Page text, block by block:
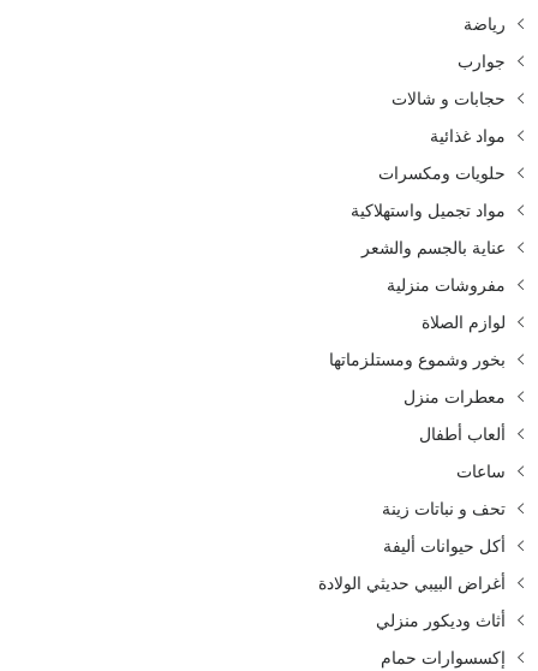
رياضة
جوارب
حجابات و شالات
مواد غذائية
حلويات ومكسرات
مواد تجميل واستهلاكية
عناية بالجسم والشعر
مفروشات منزلية
لوازم الصلاة
بخور وشموع ومستلزماتها
معطرات منزل
ألعاب أطفال
ساعات
تحف و نباتات زينة
أكل حيوانات أليفة
أغراض البيبي حديثي الولادة
أثاث وديكور منزلي
إكسسوارات حمام